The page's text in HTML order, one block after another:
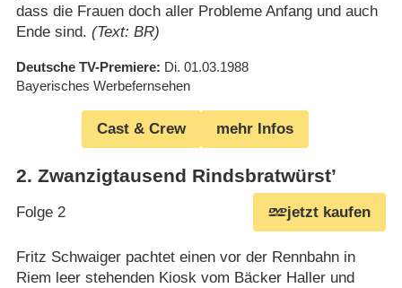
dass die Frauen doch aller Probleme Anfang und auch
Ende sind. (Text: BR)
Deutsche TV-Premiere Di. 01.03.1988
Bayerisches Werbefernsehen
Cast & Crew mehr Infos
2. Zwanzigtausend Rindsbratwürst’
Folge 2 jetzt kaufen
Fritz Schwaiger pachtet einen vor der Rennbahn in
Riem leer stehenden Kiosk vom Bäcker Haller und